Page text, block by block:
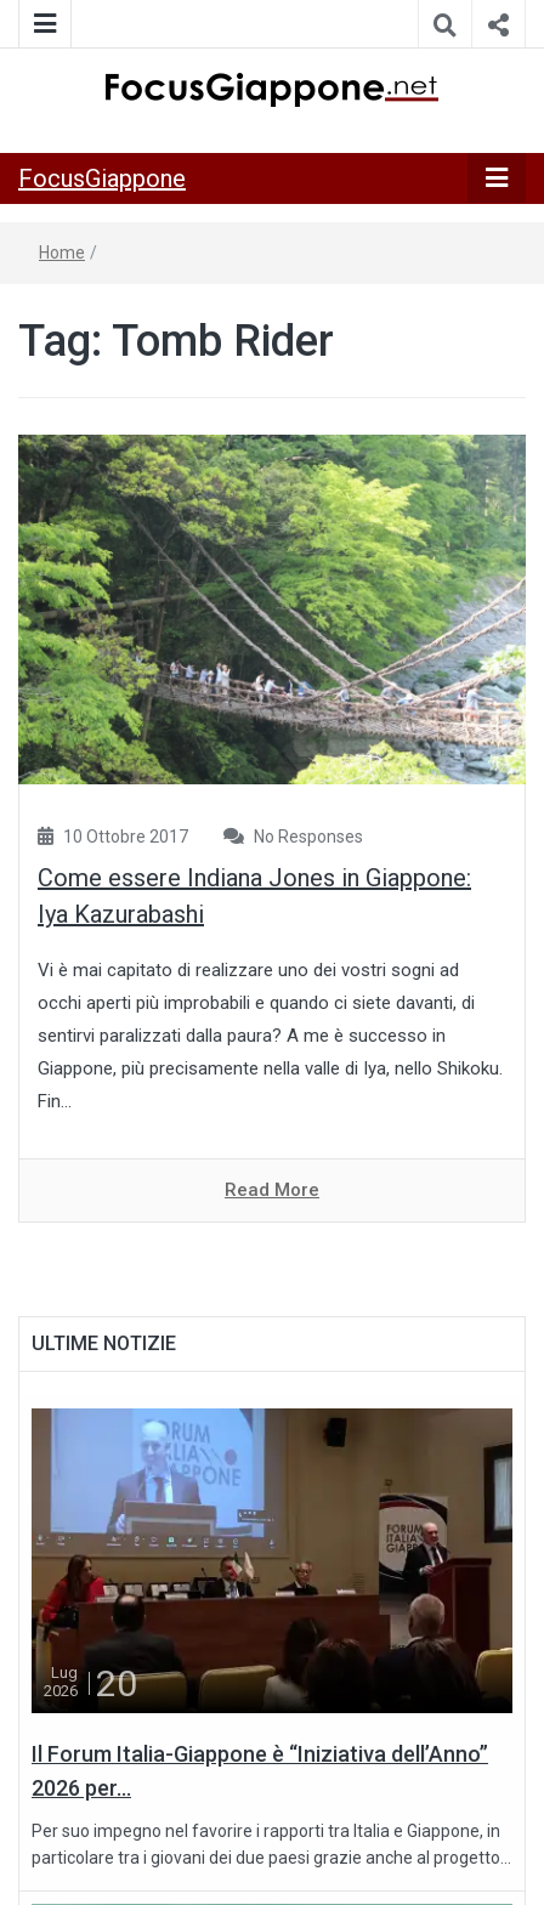
della Japan Italy Economic Federation
FocusGiappone
Home /
Tag: Tomb Rider
10 Ottobre 2017 No Responses
Come essere Indiana Jones in Giappone:
Iya Kazurabashi
Vi è mai capitato di realizzare uno dei vostri sogni ad
occhi aperti più improbabili e quando ci siete davanti, di
sentirvi paralizzati dalla paura? A me è successo in
Giappone, più precisamente nella valle di Iya, nello Shikoku.
Fin...
Read More
ULTIME NOTIZIE
Lug
2026
20
Il Forum Italia-Giappone è “Iniziativa dell’Anno”
2026 per...
Per suo impegno nel favorire i rapporti tra Italia e Giappone, in
particolare tra i giovani dei due paesi grazie anche al progetto...